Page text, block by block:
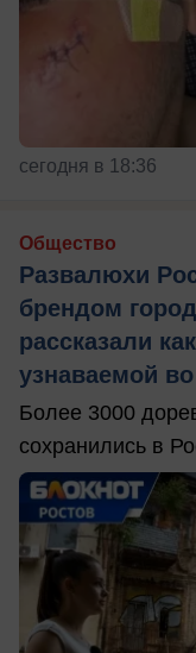
сегодня в 18:36
Общество
Развалюхи
брендом
рассказали
узнаваемой
Более 3000
сохранились в